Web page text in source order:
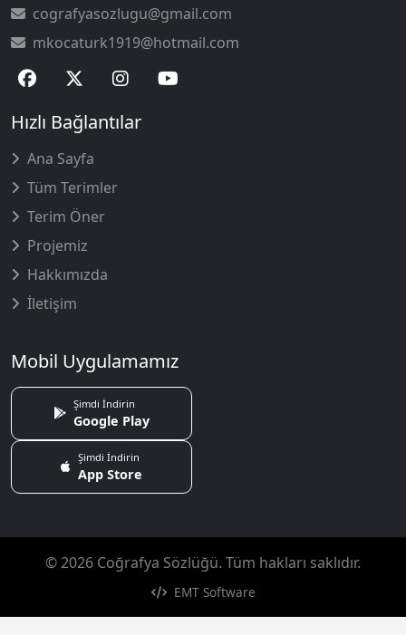
cografyasozlugu@gmail.com
mkocaturk1919@hotmail.com
Hızlı Bağlantılar
Ana Sayfa
Tüm Terimler
Terim Öner
Projemiz
Hakkımızda
İletişim
Mobil Uygulamamız
Şimdi İndirin
Google Play
Şimdi İndirin
App Store
© 2026 Coğrafya Sözlüğü. Tüm hakları saklıdır.
EMT Software